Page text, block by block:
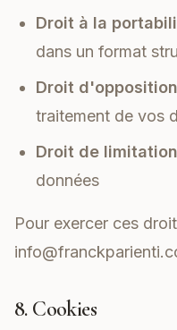
Droit à la
dans un format
Droit
traitement de vos
Droit de
données
Pour exercer ces
8. Cookies